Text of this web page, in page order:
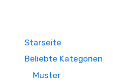
Starseite
Beliebte Kategorien
Muster